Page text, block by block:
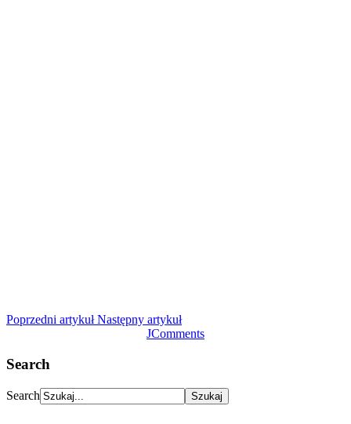
Poprzedni artykuł Następny artykuł
JComments
Search
Search